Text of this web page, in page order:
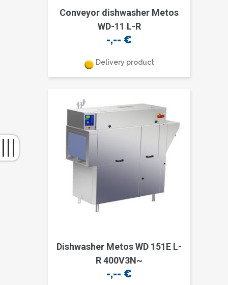
Conveyor dishwasher Metos
WD-11 L-R
-,-- €
Delivery product
Dishwasher Metos WD 151E L-
R 400V3N~
-,-- €